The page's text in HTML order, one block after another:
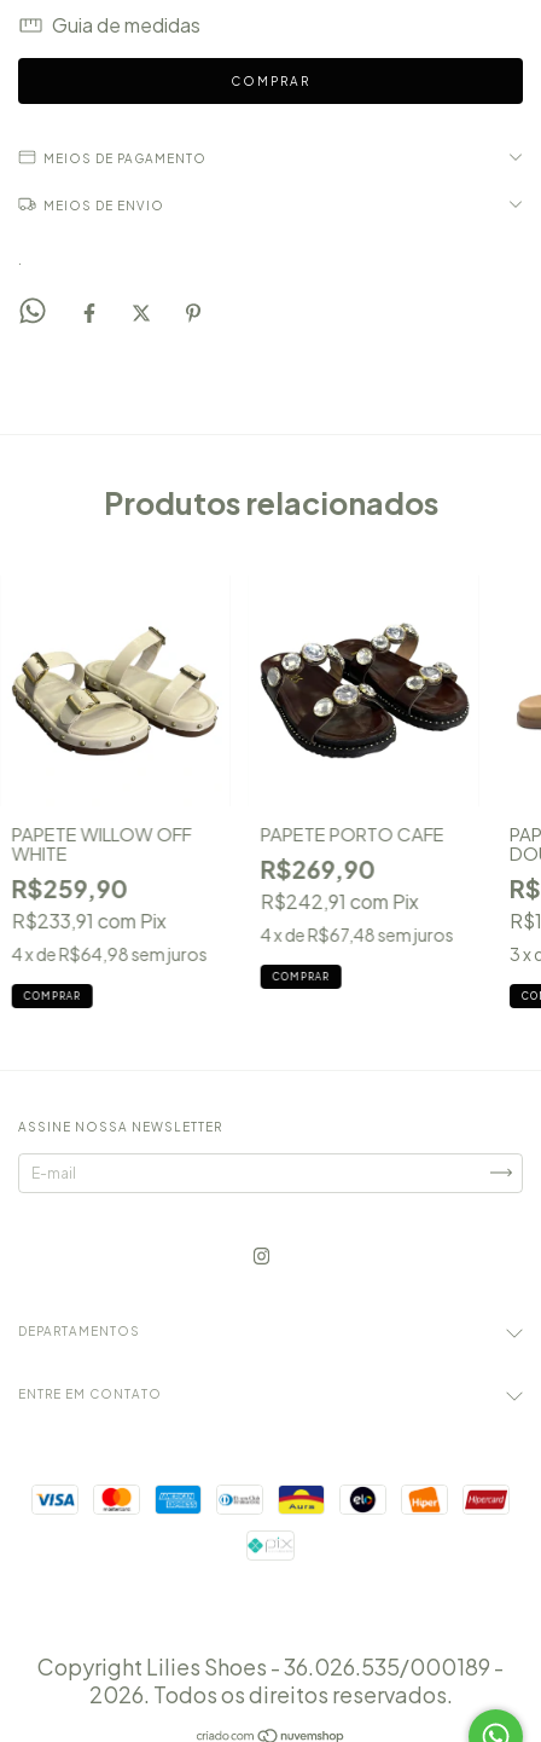
Guia de medidas
MEIOS DE PAGAMENTO
MEIOS DE ENVIO
Produtos relacionados
PAPETE WILLOW OFF
WHITE
R$259,90
R$233,91 com Pix
4x deR$64,98sem juros
COMPRAR
PAPETE PORTO CAFE
R$269,90
R$242,91 com Pix
4x deR$67,48sem juros
COMPRAR
3x
ASSINE NOSSA NEWSLETTER
DEPARTAMENTOS
ENTRE EM CONTATO
Copyright Lilies Shoes - 36.026.535/000189 -
2026. Todos os direitos reservados.